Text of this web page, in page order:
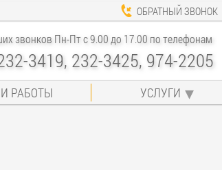
ОБРАТНЫЙ ЗВОНОК
звонков Пн-Пт с 9.00 до 17.00 по телефонам
3419, 232-3425, 974-2205
РАБОТЫ УСЛУГИ